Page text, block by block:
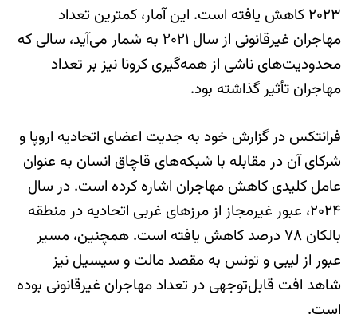
۲۰۲۳ کاهش یافته است. این آمار، کمترین تعداد
مهاجران غیرقانونی از سال ۲۰۲۱ به شمار می‌آید، سالی که
محدودیت‌های ناشی از همه‌گیری کرونا نیز بر تعداد
مهاجران تأثیر گذاشته بود.
فرانتکس در گزارش خود به جدیت اعضای اتحادیه اروپا و
شرکای آن در مقابله با شبکه‌های قاچاق انسان به عنوان
عامل کلیدی کاهش مهاجران اشاره کرده است. در سال
۲۰۲۴، عبور غیرمجاز از مرزهای غربی اتحادیه در منطقه
بالکان ۷۸ درصد کاهش یافته است. همچنین، مسیر
عبور از لیبی و تونس به مقصد مالت و سیسیل نیز
شاهد افت قابل‌توجهی در تعداد مهاجران غیرقانونی بوده
است.